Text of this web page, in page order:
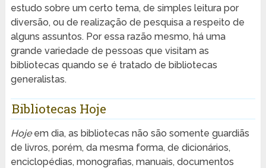
estudo sobre um certo tema, de simples leitura por
diversão, ou de realização de pesquisa a respeito de
alguns assuntos. Por essa razão mesmo, há uma
grande variedade de pessoas que visitam as
bibliotecas quando se é tratado de bibliotecas
generalistas.
Bibliotecas Hoje
Hojeem dia, as bibliotecas não são somente guardiãs
de livros, porém, da mesma forma, de dicionários,
enciclopédias, monografias, manuais, documentos